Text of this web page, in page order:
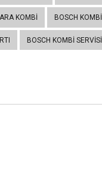
KOMBI BOSCH KOMBI
BOSCH KOMBI SERVISI